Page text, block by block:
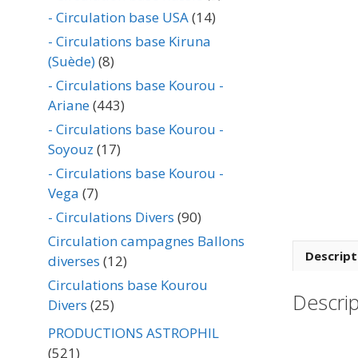
- Circulation base USA(14)
- Circulations base Kiruna
(Suède)(8)
- Circulations base Kourou -
Ariane(443)
- Circulations base Kourou -
Soyouz (17)
- Circulations base Kourou -
Vega (7)
- Circulations Divers (90)
Circulation campagnes Ballons
diverses (12)
Circulations base Kourou
Divers (25)
PRODUCTIONS ASTROPHIL
(521)